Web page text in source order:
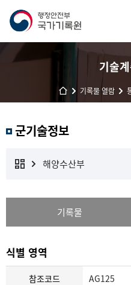
기술
기록물 열람
군기술정보
해양수산부
기록물
식별 영역
참조코드 AG125